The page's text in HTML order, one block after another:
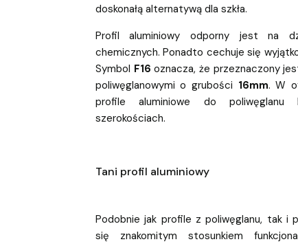
doskonałą alternatywą dla szkła.
Profil aluminiowy odporny jest na
chemicznych. Ponadto cechuje się
Symbol F16 oznacza, że przeznaczony
poliwęglanowymi o grubości 16mm. W
profile aluminiowe do poliwęglanu
szerokościach.
Tani profil aluminiowy
Podobnie jak profile z poliwęglanu, tak i
się znakomitym stosunkiem